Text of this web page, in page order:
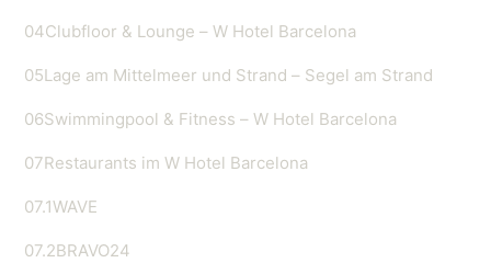
04Clubfloor & Lounge – W Hotel Barcelona
05Lage am Mittelmeer und Strand – Segel am Strand
06Swimmingpool & Fitness – W Hotel Barcelona
07Restaurants im W Hotel Barcelona
07.1WAVE
07.2BRAVO24